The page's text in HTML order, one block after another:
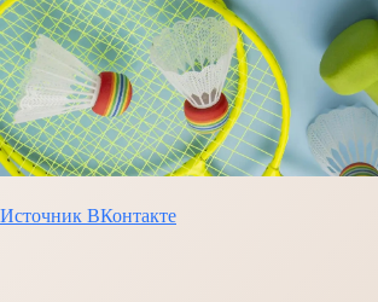
Источник ВКонтакте